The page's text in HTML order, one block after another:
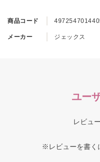
商品コード
メーカー ジェックス
ユー
レビュ
※レビューを書く